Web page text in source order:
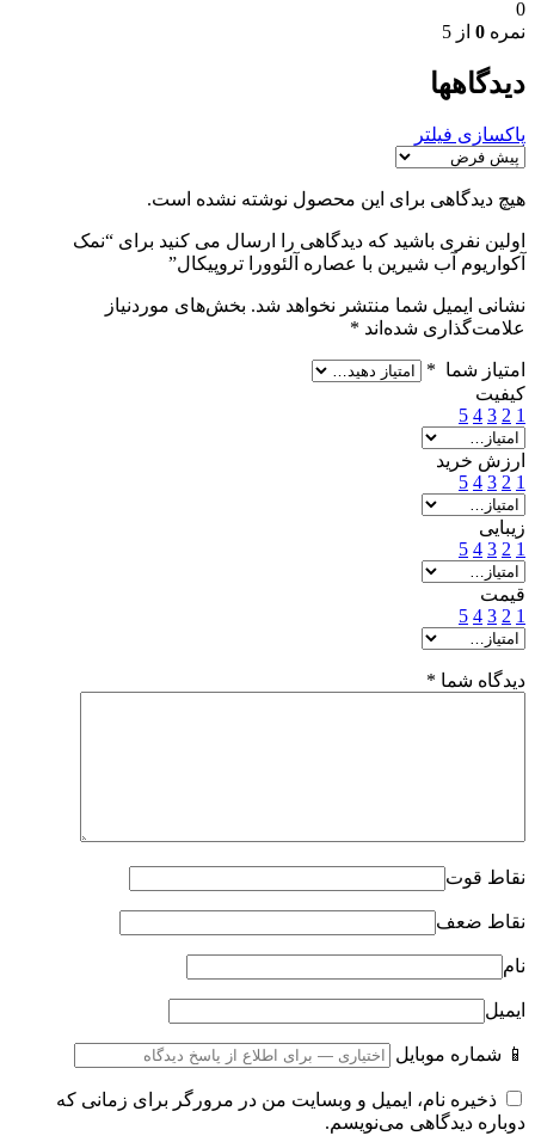
0
نمره 0 از 5
دیدگاهها
پاکسازی فیلتر
هیچ دیدگاهی برای این محصول نوشته نشده است.
اولین نفری باشید که دیدگاهی را ارسال می کنید برای “نمک
آکواریوم آب شیرین با عصاره آلئوورا تروپیکال”
نشانی ایمیل شما منتشر نخواهد شد. بخش‌های موردنیاز
علامت‌گذاری شده‌اند *
امتیاز شما *
کیفیت
1
2
3
4
5
ارزش خرید
1
2
3
4
5
زیبایی
1
2
3
4
5
قیمت
1
2
3
4
5
دیدگاه شما *
نقاط قوت
نقاط ضعف
نام
ایمیل
📱 شماره موبایل
ذخیره نام، ایمیل و وبسایت من در مرورگر برای زمانی که
دوباره دیدگاهی می‌نویسم.